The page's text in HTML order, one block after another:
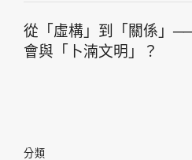
從「虛構」到「關係」
會與「卜湳文明」？
分類